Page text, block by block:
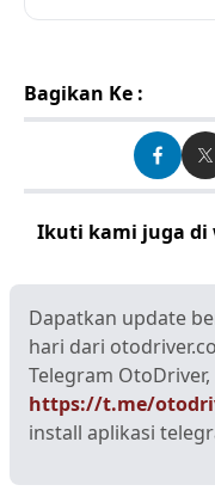
Bagikan Ke :
Ikuti kami juga di
Dapatkan update
hari dari
Telegram
https://t.me/
install aplikasi